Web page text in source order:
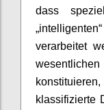
dass
verarbeitet
klassifizierte